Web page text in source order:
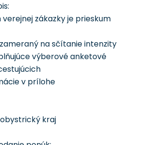
zákazky je prieskum
na sčítanie intenzity
výberové anketové
v prílohe
kraj